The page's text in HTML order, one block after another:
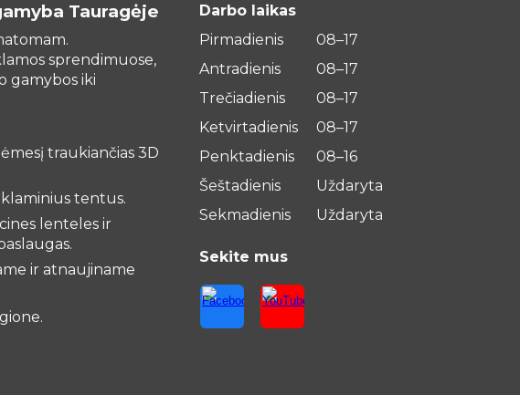
Tauragėje
sprendimuose,
gamybos iki
traukiančias 3D
tentus.
lenteles ir
ir atnaujiname
Darbo laikas
Pirmadienis
08–17
Antradienis
08–17
Trečiadienis
08–17
Ketvirtadienis
08–17
Penktadienis
08–16
Šeštadienis
Uždaryta
Sekmadienis
Uždaryta
Sekite mus